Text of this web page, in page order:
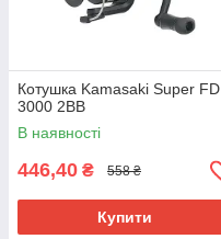
Котушка Kamasaki Super FD
3000 2BB
В наявності
446,40 ₴ 558 ₴
Купити